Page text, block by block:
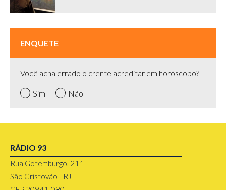
ENQUETE
Você acha errado o crente acreditar em horóscopo?
Sim Não
RÁDIO 93
Rua Gotemburgo, 211
São Cristovão - RJ